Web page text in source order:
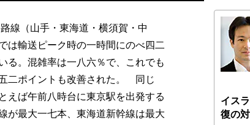
線（山手・東海道・横須賀・中
は輸送ピーク時の一時間にのべ四二
る。混雑率は一八六％で、これでも
二ポイントも改善された。 同じ
えば午前八時台に東京駅を出発する
が最大一七本、東海道新幹線は最大
イス
復の